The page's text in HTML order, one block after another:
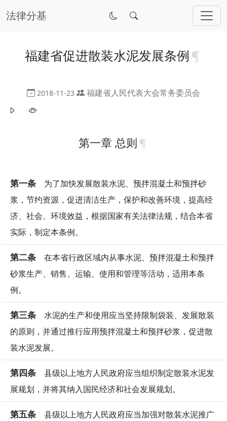
法律分基
福建省促进散装水泥发展条例
2018-11-23 福建省人民代表大会常务委员会
第一章 总则
第一条 为了加快发展散装水泥、预拌混凝土和预拌砂
浆，节约资源，促进清洁生产，保护和改善环境，提高经
济、社会、环境效益，根据国家有关法律法规，结合本省
实际，制定本条例。
第二条 在本省行政区域内从事水泥、预拌混凝土和预拌
砂浆生产、销售、运输、使用和管理等活动，适用本条
例。
第三条 水泥的生产和使用应当坚持限制袋装、发展散装
的原则，并通过推行应用预拌混凝土和预拌砂浆，促进散
装水泥发展。
第四条 县级以上地方人民政府应当组织制定散装水泥发
展规划，并将其纳入国民经济和社会发展规划。
第五条 县级以上地方人民政府应当加强对散装水泥推广